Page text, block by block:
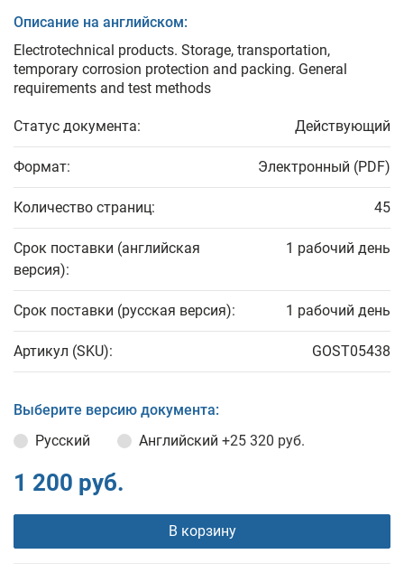
Описание на английском:
Electrotechnical products. Storage, transportation,
temporary corrosion protection and packing. General
requirements and test methods
Статус документа: Действующий
Формат: Электронный (PDF)
Количество страниц: 45
Срок поставки (английская
версия):
1 рабочий день
Срок поставки (русская версия): 1 рабочий день
Артикул (SKU): GOST05438
Выберите версию документа:
Русский
Английский +25 320 руб.
1 200 руб.
В корзину